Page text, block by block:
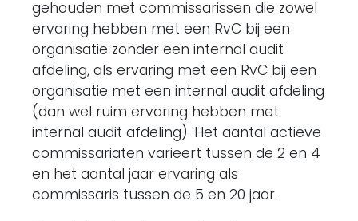
gehouden met commissarissen die zowel
ervaring hebben met een RvC bij een
organisatie zonder een internal audit
afdeling, als ervaring met een RvC bij een
organisatie met een internal audit afdeling
(dan wel ruim ervaring hebben met
internal audit afdeling). Het aantal actieve
commissariaten varieert tussen de 2 en 4
en het aantal jaar ervaring als
commissaris tussen de 5 en 20 jaar.